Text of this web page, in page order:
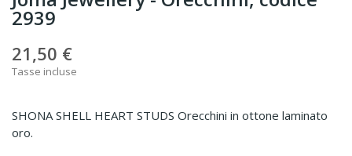
2939
21,50 €
Tasse incluse
SHONA SHELL HEART STUDS Orecchini in ottone laminato
oro.